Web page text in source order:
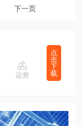
下一页
运营
点
击
下
载